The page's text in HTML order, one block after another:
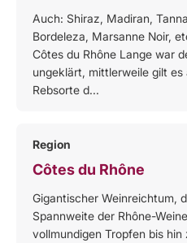
Auch: Shiraz, Madiran,
Bordeleza, Marsanne Noir,
Côtes du Rhône Lange war
ungeklärt, mittlerweile gilt
Rebsorte d...
Region
Côtes du Rhône
Gigantischer Weinreichtum,
Spannweite der Rhône-
vollmundigen Tropfen bis